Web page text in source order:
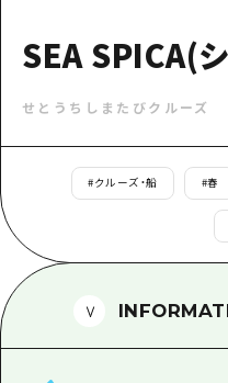
定番
自然
山口県
弾丸
日帰り
半日
愛媛県
島根県
お得な
観光案
広島県を
ボランテ
ユニバ
事業者・学校
SEA SPICA(
せとうちしまたびクルーズ
#クルーズ・船 #春